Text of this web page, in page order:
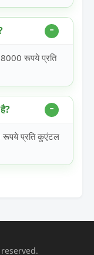
रूपये प्रति
रूपये प्रति कुएंटल